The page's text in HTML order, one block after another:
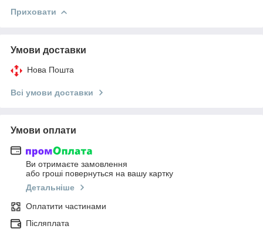
Приховати
Умови доставки
Нова Пошта
Всі умови доставки
Умови оплати
Ви отримаєте замовлення
або гроші повернуться на вашу картку
Детальніше
Оплатити частинами
Післяплата